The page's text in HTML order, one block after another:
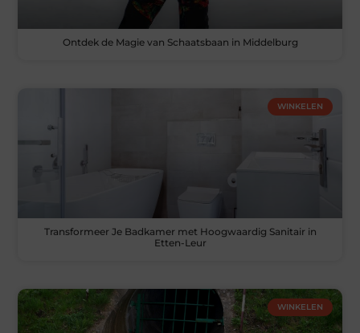
Ontdek de Magie van Schaatsbaan in Middelburg
WINKELEN
Transformeer Je Badkamer met Hoogwaardig Sanitair in
Etten-Leur
WINKELEN